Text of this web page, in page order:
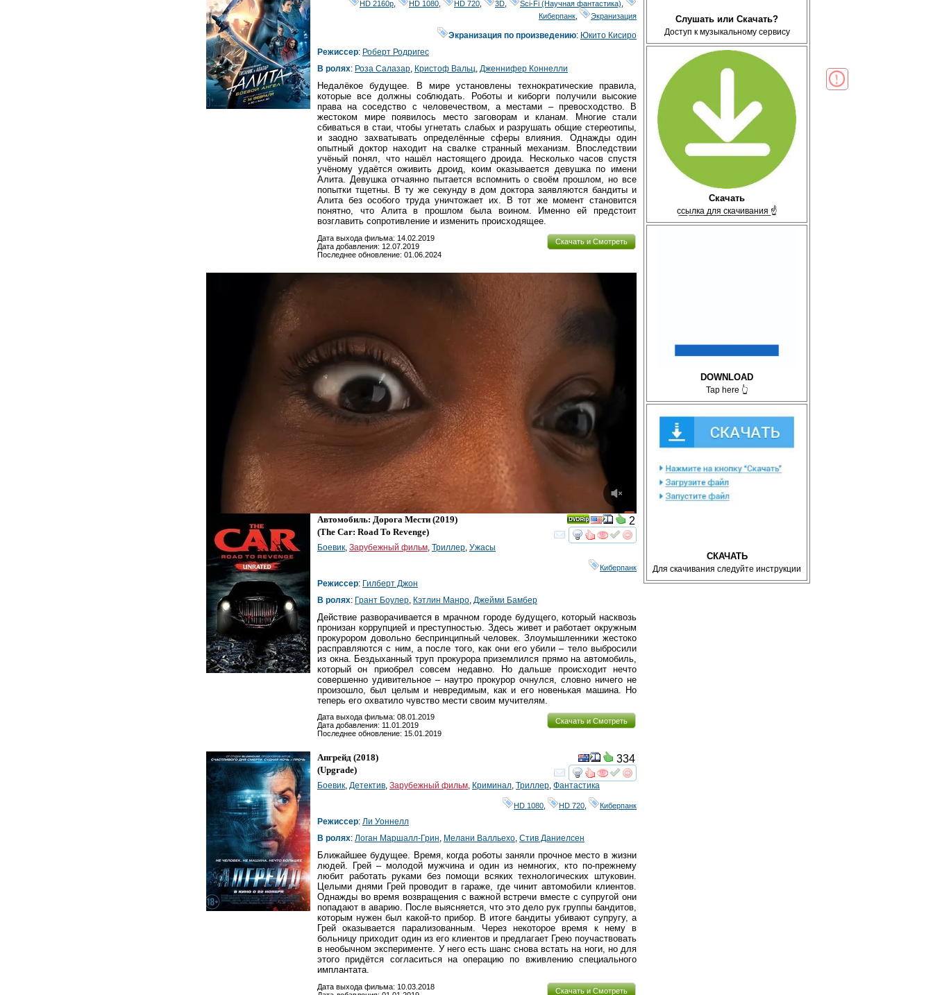
Слушать или Скачать?
Доступ к музыкальному сервису
Скачать
с̲с̲ы̲л̲к̲а̲ ̲д̲л̲я̲ ̲с̲к̲а̲ч̲и̲в̲а̲н̲и̲я̲ ☝
DOWNLOAD
Tap here 👆
СКАЧАТЬ
Для скачивания следуйте инструкции
HD 2160р HD 1080 HD 720 3D Sci-Fi (Научная фантастика)
Киберпанк
Экранизация
Экранизация по произведению: Юкито Кисиро
Режиссер: Роберт Родригес
В ролях: Роза Салазар, Кристоф Вальц, Дженнифер Коннелли
Недалёкое будущее. В мире установлены технократические правила,
которые все должны соблюдать. Роботы и киборги получили высокие
права на соседство с человечеством, а местами – превосходство. В
жестоком мире появилось место заговорам и кланам. Многие стали
сбиваться в стаи, чтобы угнетать слабых и разрушать общие стереотипы,
и заодно захватывать определённые сферы влияния. Однажды один
опытный доктор находит на свалке странный механизм. Впоследствии
учёный понял, что нашёл настоящего дроида. Несколько часов спустя
учёному удаётся оживить дроид, коим оказывается девушка по имени
Алита. Девушка отчаянно пытается вспомнить о своём прошлом, но все
попытки тщетны. В ту же секунду в дом доктора заявляются бандиты и
Алита без особого труда уничтожает их. В тот же момент становится
понятно, что Алита в прошлом была воином. Именно ей предстоит
возглавить сопротивление и изменить происходящее.
Скачать и Смотреть
Дата выхода фильма: 14.02.2019
Дата добавления: 12.07.2019
Последнее обновление: 01.06.2024
смотретьинтересует
2
Автомобиль: Дорога Мести (2019)
(The Car: Road To Revenge)
Боевик Зарубежный фильм Триллер Ужасы
Киберпанк
Режиссер: Гилберт Джон
В ролях: Грант Боулер Кэтлин Манро Джейми Бамбер
Действие разворачивается в мрачном городе будущего, который насквозь
пронизан коррупцией и преступностью. Здесь живет и работает окружным
прокурором довольно беспринципный человек. Злоумышленники жестоко
расправляются с ним, а после того, как они его убили – тело выбросили
из окна. Бездыханный труп прокурора приземлился прямо на автомобиль,
который он приобрел совсем недавно. Но дальше происходит нечто
совершенно удивительное – наутро прокурор очнулся, словно ничего не
произошло, был целым и невредимым, как и его новенькая машина. Но
теперь его охватило чувство мести своим мучителям.
Скачать и Смотреть
Дата выхода фильма: 08.01.2019
Дата добавления: 11.01.2019
Последнее обновление: 15.01.2019
смотретьинтересует
334
Апгрейд (2018)
(Upgrade)
Боевик, Детектив, Зарубежный фильм, Криминал, Триллер, Фантастика
HD 1080, HD 720, Киберпанк
Режиссер: Ли Уоннелл
В ролях: Логан Маршалл-Грин, Мелани Валльехо, Стив Даниелсен
Ближайшее будущее. Время, когда роботы заняли прочное место в жизни
людей. Грей – молодой мужчина и один из немногих, кто по-прежнему
любит работать руками без помощи всяких технологических штуковин.
Целыми днями Грей проводит в гараже, где чинит автомобили клиентов.
Однажды во время возвращения с важной встречи вместе с супругой они
попадают в аварию. После выясняется, что это дело рук группы бандитов,
которым нужен был какой-то прибор. В итоге бандиты убивают супругу, а
Грей оказывается парализованным. Через некоторое время к нему в
больницу приходит один из его клиентов и предлагает Грею поучаствовать
в необычном эксперименте. У него есть шанс снова встать на ноги, но для
этого придётся согласиться на операцию по вживлению специального
имплантата.
Скачать и Смотреть
Дата выхода фильма: 10.03.2018